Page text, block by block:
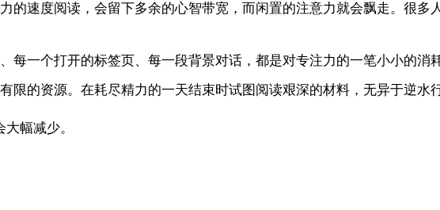
的速度阅读，会留下多余的心智带宽，而闲置的注意力就会飘走。很多
每一个打开的标签页、每一段背景对话，都是对专注力的一笔小小的消耗
限的资源。在耗尽精力的一天结束时试图阅读艰深的材料，无异于逆水行
幅减少。